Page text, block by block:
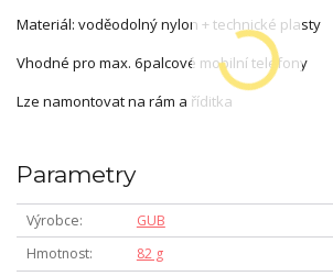
Materiál: voděodolný nylon + technické plasty
Vhodné pro max. 6palcové mobilní telefony
Lze namontovat na rám a říditka
Parametry
Výrobce
GUB
Hmotnost
82 g